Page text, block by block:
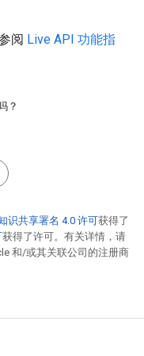
阅 Live API 功能指
？
识共享署名 4.0 许可获得了
获得了许可。有关详情，请
和/或其关联公司的注册商